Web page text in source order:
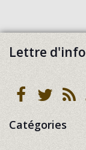
Lettre
Catégories